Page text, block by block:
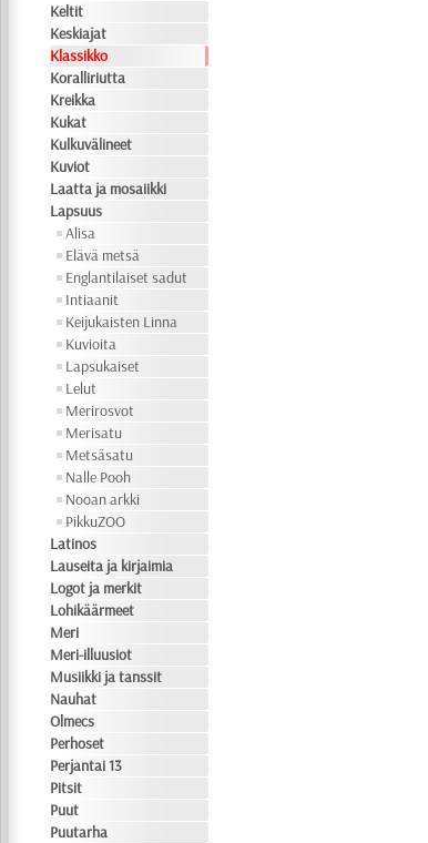
Keltit
Keskiajat
Klassikko
Koralliriutta
Kreikka
Kukat
Kulkuvälineet
Kuviot
Laatta ja mosaiikki
Lapsuus
Alisa
Elävä metsä
Englantilaiset sadut
Intiaanit
Keijukaisten Linna
Kuvioita
Lapsukaiset
Lelut
Merirosvot
Merisatu
Metsäsatu
Nalle Pooh
Nooan arkki
PikkuZOO
Latinos
Lauseita ja kirjaimia
Logot ja merkit
Lohikäärmeet
Meri
Meri-illuusiot
Musiikki ja tanssit
Nauhat
Olmecs
Perhoset
Perjantai 13
Pitsit
Puut
Puutarha